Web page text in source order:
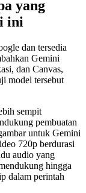
yang
ini
dan tersedia
Gemini
dan Canvas,
model tersebut
sempit
pembuatan
untuk Gemini
720p berdurasi
audio yang
hingga
dalam perintah